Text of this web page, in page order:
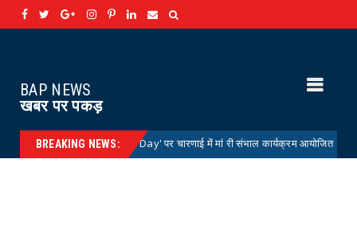
BAP NEWS
खबर पर पकड़
BREAKING NEWS:
Doctors' Day' पर चारणाई में मां री संभाल कार्यक्रम आयोजित News